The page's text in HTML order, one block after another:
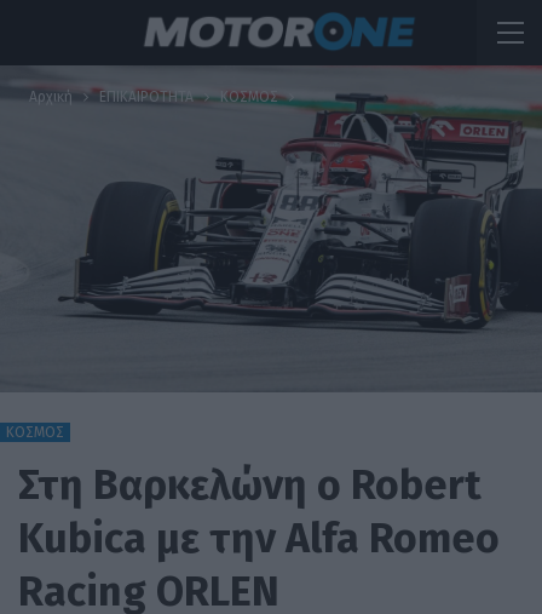
Αρχική ΕΠΙΚΑΙΡΟΤΗΤΑ ΚΟΣΜΟΣ
ΚΟΣΜΟΣ
Στη Βαρκελώνη ο Robert
Kubica με την Alfa Romeo
Racing ORLEN